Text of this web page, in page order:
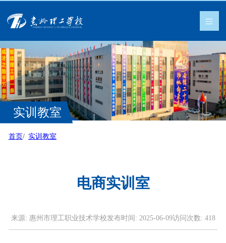
实训教室
首页 实训教室
电商实训室
来源: 惠州市理工职业技术学校发布时间: 2025-06-09访问次数: 418